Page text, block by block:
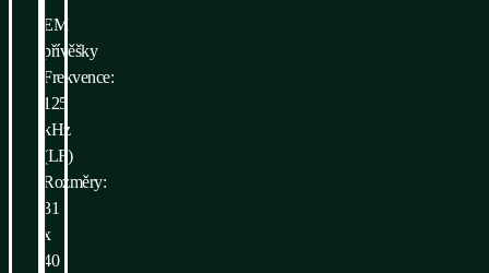
EM
přívěšky
Frekvence:
125
kHz
(LF)
Rozměry:
31
x
40